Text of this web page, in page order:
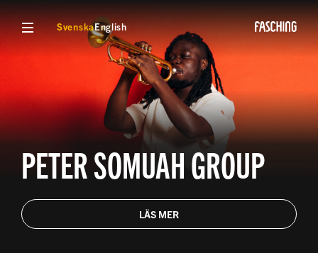
VISA MENY
SvenskaEnglish
PETER SOMUAH GROUP
LÄS MER